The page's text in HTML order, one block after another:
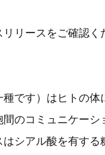
リースをご確認く
です）はヒトの
のコミュニケーシ
シアル酸を有する